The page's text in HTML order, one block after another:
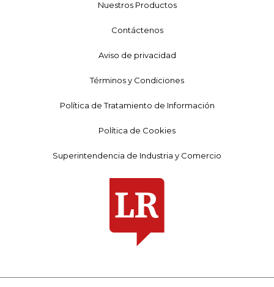
Nuestros Productos
Contáctenos
Aviso de privacidad
Términos y Condiciones
Política de Tratamiento de Información
Política de Cookies
Superintendencia de Industria y Comercio